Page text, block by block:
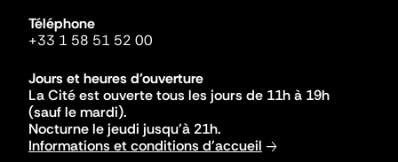
Téléphone
+33 1 58 51 52 00
Jours et heures d'ouverture
La Cité est ouverte tous les jours de 11h à 19h
(sauf le mardi).
Nocturne le jeudi jusqu'à 21h.
Informations et conditions d'accueil